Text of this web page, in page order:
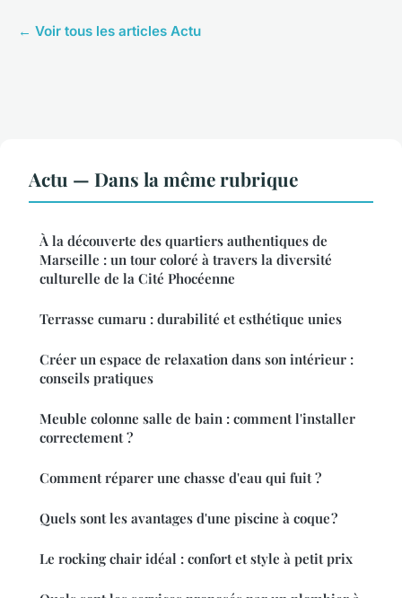
← Voir tous les articles Actu
Actu — Dans la même rubrique
À la découverte des quartiers authentiques de
Marseille : un tour coloré à travers la diversité
culturelle de la Cité Phocéenne
Terrasse cumaru : durabilité et esthétique unies
Créer un espace de relaxation dans son intérieur :
conseils pratiques
Meuble colonne salle de bain : comment l'installer
correctement ?
Comment réparer une chasse d'eau qui fuit ?
Quels sont les avantages d'une piscine à coque ?
Le rocking chair idéal : confort et style à petit prix